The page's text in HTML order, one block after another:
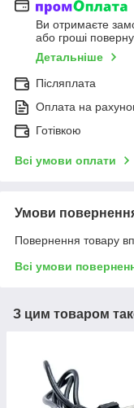
Ви отримаєте
або гроші
Детальніше
Післяплата
Оплата на
Готівкою
Всі умови оплати
Умови
Повернення товару
Всі умови
З цим товаром